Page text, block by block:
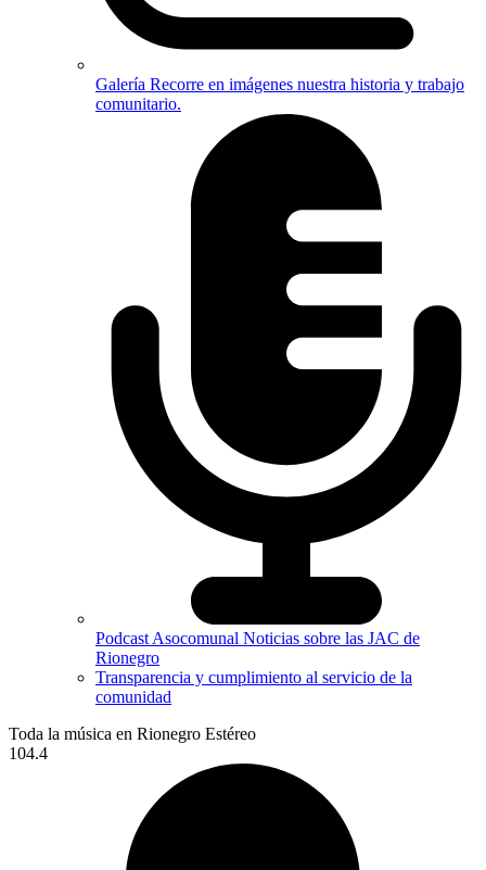
Galería Recorre en imágenes nuestra historia y trabajo
comunitario.
Podcast Asocomunal Noticias sobre las JAC de
Rionegro
Transparencia y cumplimiento al servicio de la
comunidad
Toda la música en Rionegro Estéreo
104.4